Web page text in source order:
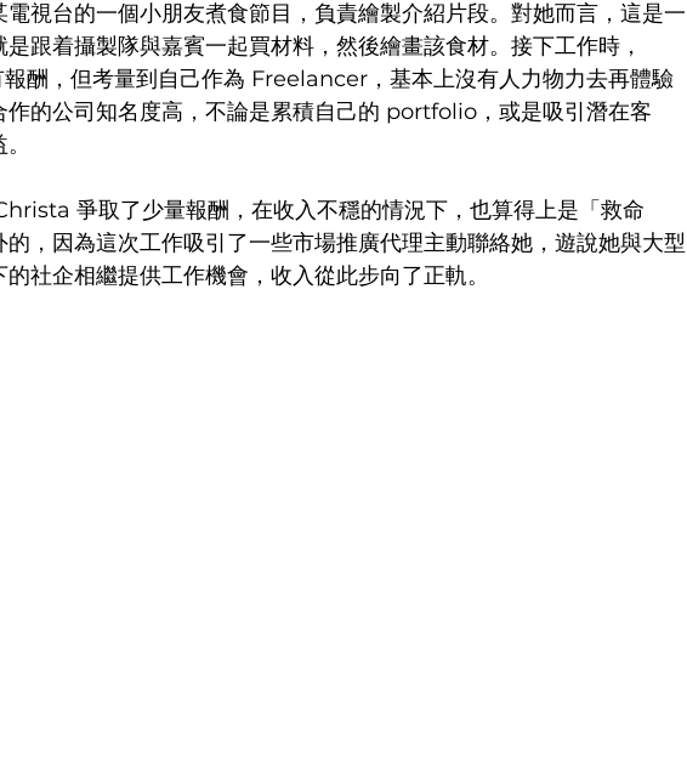
視台的一個小朋友煮食節目，負責繪製介紹片段。對她而言，這是一
跟着攝製隊與嘉賓一起買材料，然後繪畫該食材。接下工作時，
酬，但考量到自己作為 Freelancer，基本上沒有人力物力去再體驗
作的公司知名度高，不論是累積自己的 portfolio，或是吸引潛在客
爭取了少量報酬，在收入不穩的情況下，也算得上是「救命
，因為這次工作吸引了一些市場推廣代理主動聯絡她，遊說她與大型
社企相繼提供工作機會，收入從此步向了正軌。